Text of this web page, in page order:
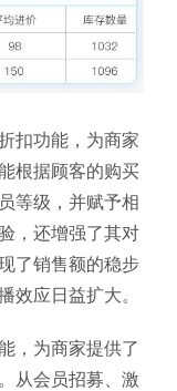
扣功能，为商家
根据顾客的购买
等级，并赋予相
，还增强了其对
了销售额的稳步
效应日益扩大。
，为商家提供了
从会员招募、激